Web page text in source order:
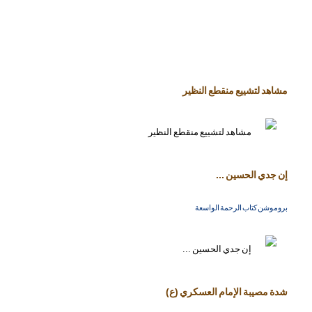
مشاهد لتشييع منقطع النظير
إن جدي الحسين ...
بروموشن كتاب الرحمة الواسعة
شدة مصيبة الإمام العسكري (ع)